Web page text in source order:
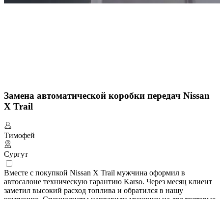
Замена автоматической коробки передач Nissan
X Trail
Тимофей
Сургут
Вместе с покупкой Nissan X Trail мужчина оформил в
автосалоне техническую гарантию Karso. Через месяц клиент
заметил высокий расход топлива и обратился в нашу